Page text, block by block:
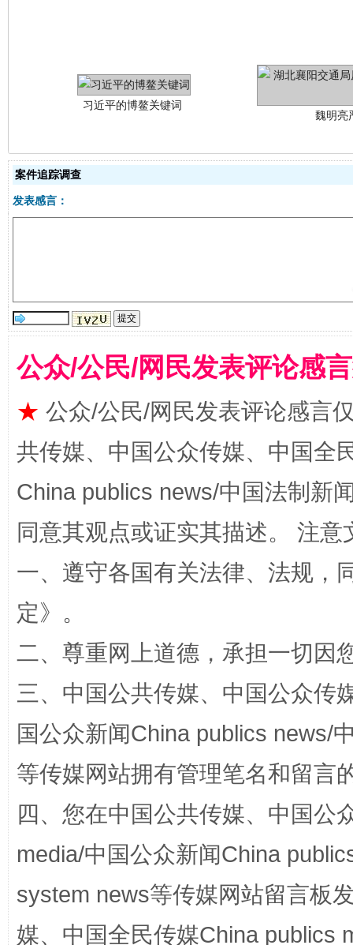
解纷+调解+退费，一次搞定
站台名比不上好声名
案件追踪调查
发表感言：
公众/公民/网民发表评论感
★ 公众/公民/网民发表评论感言
共传媒、中国公众传媒、中国全
China publics news/中国法制新
同意其观点或证实其描述。 注
一、遵守各国有关法律、法规，
定》。
二、尊重网上道德，承担一切因
三、中国公共传媒、中国公众传
国公众新闻China publics news/
等传媒网站拥有管理笔名和留言
四、您在中国公共传媒、中国公
media/中国公众新闻China
system news等传媒网站留言板
媒、中国全民传媒China publics